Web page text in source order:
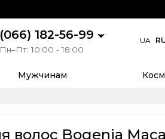
(066) 182-56-99
Пн–Пт: 10:00 - 18:00
UA
Мужчинам
волос Bogenia